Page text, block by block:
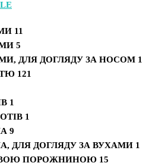
11
5
ДЛЯ ДОГЛЯДУ ЗА НОСОМ 1
121
1
1
9
ДЛЯ ДОГЛЯДУ ЗА ВУХАМИ 1
ПОРОЖНИНОЮ 15